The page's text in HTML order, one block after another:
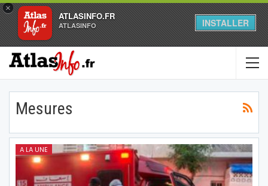
×
ATLASINFO.FR
ATLASINFO INSTALLER
Mesures
A LA UNE